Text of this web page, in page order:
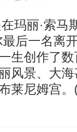
丽·索马
后一名离
生创作了
风景、大
莱尼姆宫